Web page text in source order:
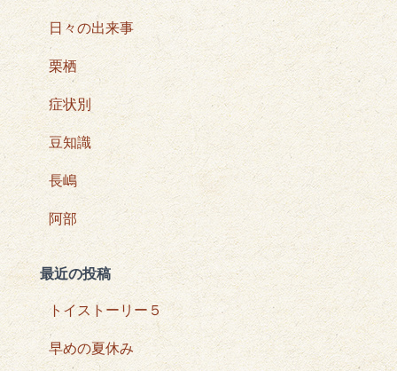
日々の出来事
栗栖
症状別
豆知識
長嶋
阿部
最近の投稿
トイストーリー５
早めの夏休み